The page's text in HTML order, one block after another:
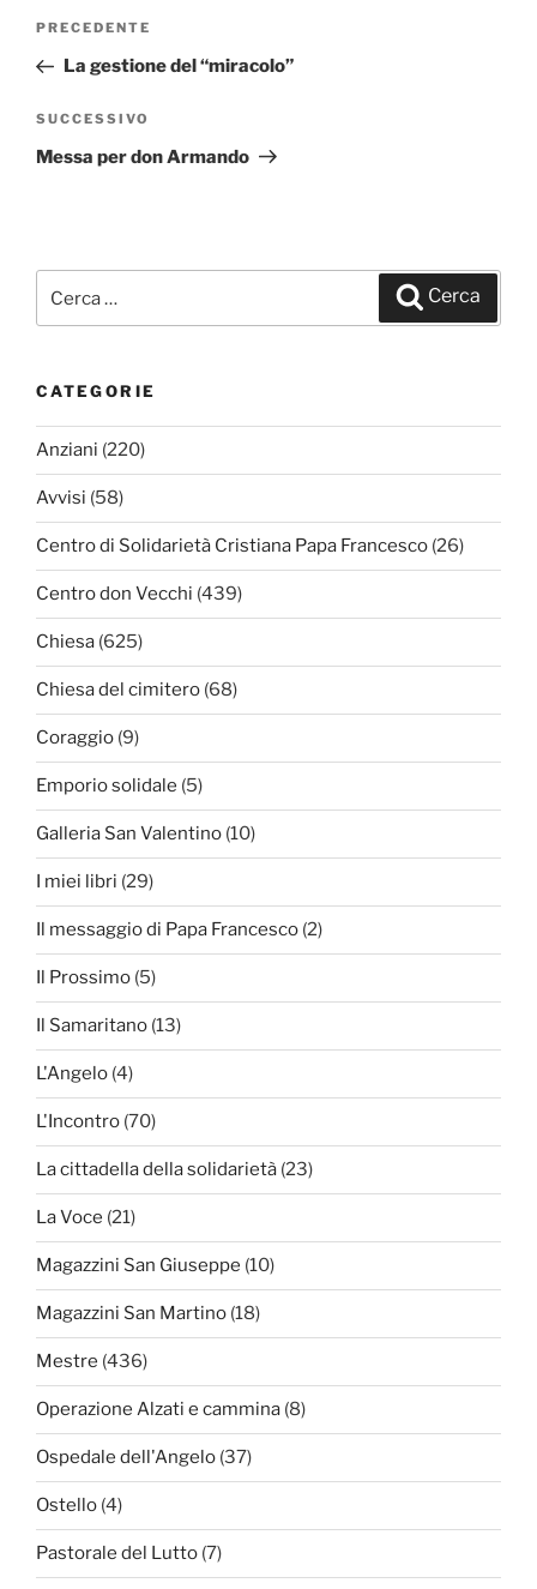
Navigazione
Articolo
precedente:
PRECEDENTE
La gestione del “miracolo”
Articolo
successivo
SUCCESSIVO
Messa per don Armando
Cerca
CATEGORIE
Anziani (220)
Avvisi (58)
Centro di Solidarietà Cristiana Papa Francesco (26)
Centro don Vecchi (439)
Chiesa (625)
Chiesa del cimitero (68)
Coraggio (9)
Emporio solidale (5)
Galleria San Valentino (10)
I miei libri (29)
Il messaggio di Papa Francesco (2)
Il Prossimo (5)
Il Samaritano (13)
L'Angelo (4)
L'Incontro (70)
La cittadella della solidarietà (23)
La Voce (21)
Magazzini San Giuseppe (10)
Magazzini San Martino (18)
Mestre (436)
Operazione Alzati e cammina (8)
Ospedale dell'Angelo (37)
Ostello (4)
Pastorale del Lutto (7)